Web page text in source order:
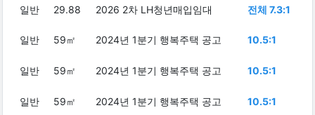
일반 29.88 2026 2차 LH청년매입임대 전체 7.3:1
일반 59㎡ 2024년 1분기 행복주택 공고 10.5:1
일반 59㎡ 2024년 1분기 행복주택 공고 10.5:1
일반 59㎡ 2024년 1분기 행복주택 공고 10.5:1